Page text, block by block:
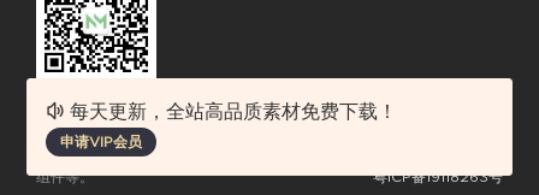
魔棒网提供优质设计模板下载，分享优秀的设计。素材包含了APP设计、
平面素材、ppt模板、网页设计、前端代码、样机素材、插画图片、附加
组件等。
粤ICP备19118263号
每天更新，全站高品质素材免费下载！
申请VIP会员